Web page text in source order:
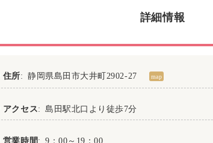
詳細情報
住所: 静岡県島田市大井町2902-27 map
アクセス : 島田駅北口より徒歩7分
営業時間: 9：00～19：00